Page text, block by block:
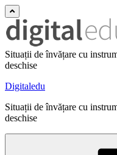
Situații de învățare cu
deschise
Digitaledu
Situații de învățare cu
deschise